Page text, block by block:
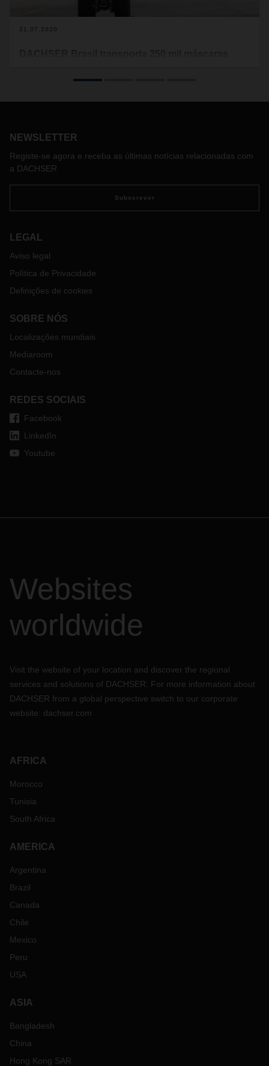
31.07.2020
Processo levado a cabo pela multinacional de logística faz
NEWSLETTER
Registe-se agora e receba as últimas notícias relacionadas com
a DACHSER
Subscrever
LEGAL
Aviso legal
Política de Privacidade
Definições de cookies
SOBRE NÓS
Localizações mundiais
Mediaroom
Contacte-nos
REDES SOCIAIS
Facebook
LinkedIn
Youtube
Websites
worldwide
Visit the website of your location and discover the regional
services and solutions of DACHSER. For more information about
DACHSER from a global perspective switch to our corporate
website: dachser.com
AFRICA
Morocco
Tunisia
South Africa
AMERICA
Argentina
Brazil
Canada
Chile
Mexico
Peru
USA
ASIA
Bangladesh
China
Hong Kong SAR